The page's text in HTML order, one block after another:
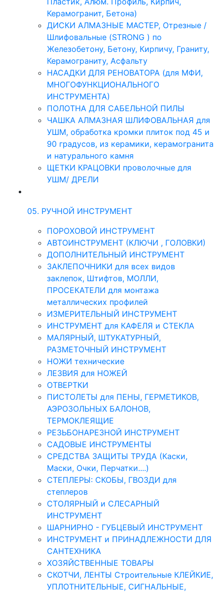
Керамогранит, Бетона)
ДИСКИ АЛМАЗНЫЕ МАСТЕР, Отрезные /
Шлифовальные (STRONG ) по
Железобетону, Бетону, Кирпичу, Граниту,
Керамограниту, Асфальту
НАСАДКИ ДЛЯ РЕНОВАТОРА (для МФИ,
МНОГОФУНКЦИОНАЛЬНОГО
ИНСТРУМЕНТА)
ПОЛОТНА ДЛЯ САБЕЛЬНОЙ ПИЛЫ
ЧАШКА АЛМАЗНАЯ ШЛИФОВАЛЬНАЯ для
УШМ, обработка кромки плиток под 45 и
90 градусов, из керамики, керамогранита
и натурального камня
ЩЕТКИ КРАЦОВКИ проволочные для
УШМ/ ДРЕЛИ
05. РУЧНОЙ ИНСТРУМЕНТ
ПОРОХОВОЙ ИНСТРУМЕНТ
АВТОИНСТРУМЕНТ (КЛЮЧИ , ГОЛОВКИ)
ДОПОЛНИТЕЛЬНЫЙ ИНСТРУМЕНТ
ЗАКЛЕПОЧНИКИ для всех видов
заклепок, Штифтов, МОЛЛИ,
ПРОСЕКАТЕЛИ для монтажа
металлических профилей
ИЗМЕРИТЕЛЬНЫЙ ИНСТРУМЕНТ
ИНСТРУМЕНТ для КАФЕЛЯ и СТЕКЛА
МАЛЯРНЫЙ, ШТУКАТУРНЫЙ,
РАЗМЕТОЧНЫЙ ИНСТРУМЕНТ
НОЖИ технические
ЛЕЗВИЯ для НОЖЕЙ
ОТВЕРТКИ
ПИСТОЛЕТЫ для ПЕНЫ, ГЕРМЕТИКОВ,
АЭРОЗОЛЬНЫХ БАЛОНОВ,
ТЕРМОКЛЕЯЩИЕ
РЕЗЬБОНАРЕЗНОЙ ИНСТРУМЕНТ
САДОВЫЕ ИНСТРУМЕНТЫ
СРЕДСТВА ЗАЩИТЫ ТРУДА (Каски,
Маски, Очки, Перчатки....)
СТЕПЛЕРЫ: СКОБЫ, ГВОЗДИ для
степлеров
СТОЛЯРНЫЙ и СЛЕСАРНЫЙ
ИНСТРУМЕНТ
ШАРНИРНО - ГУБЦЕВЫЙ ИНСТРУМЕНТ
ИНСТРУМЕНТ и ПРИНАДЛЕЖНОСТИ ДЛЯ
САНТЕХНИКА
ХОЗЯЙСТВЕННЫЕ ТОВАРЫ
СКОТЧИ, ЛЕНТЫ Строительные КЛЕЙКИЕ,
УПЛОТНИТЕЛЬНЫЕ, СИГНАЛЬНЫЕ,